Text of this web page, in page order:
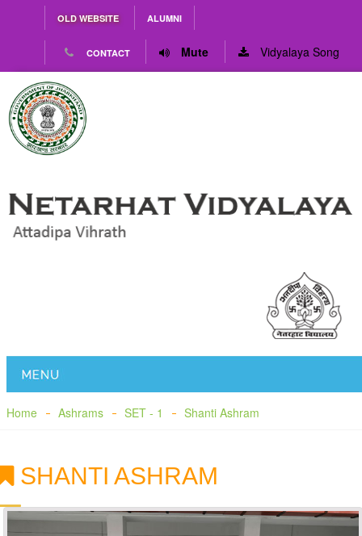
OLD WEBSITE ALUMNI
CONTACT Mute Vidyalaya Song
Home Ashrams SET - 1 Shanti Ashram
SHANTI ASHRAM